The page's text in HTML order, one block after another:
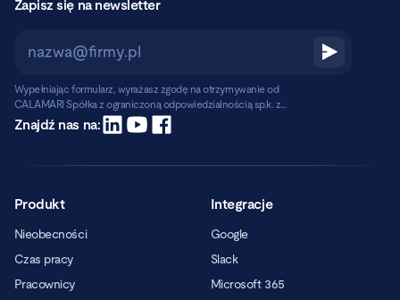
Zapisz się na newsletter
Wypełniając formularz, wyrażasz zgodę na otrzymywanie od
CALAMARI Spółka z ograniczoną odpowiedzialnością sp.k. z
siedzibą w Warszawie, ul. Chmielna 2/31, 00-020 Warszawa,
informacji handlowych pocztą elektroniczną.
Czytaj dalej
Znajdź nas na:
Produkt
Nieobecności
Czas pracy
Pracownicy
Integracje
Google
Slack
Microsoft 365